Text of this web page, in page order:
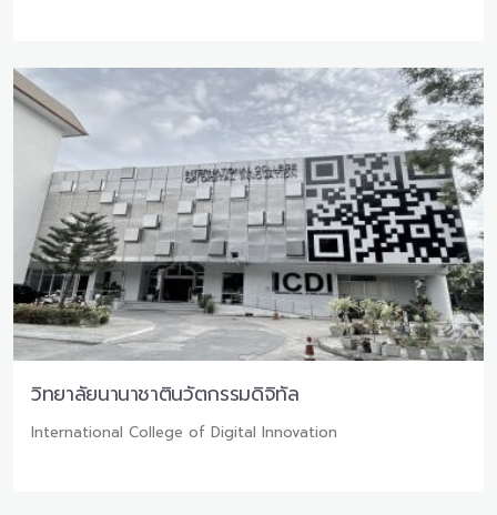
วิทยาลัยนานาชาตินวัตกรรมดิจิทัล
International College of Digital Innovation